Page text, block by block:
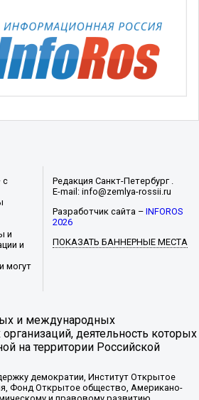
с
и
и
могут
Редакция Санкт-Петербург .
E-mail: info@zemlya-rossii.ru
Разработчик сайта –INFOROS
2026
ПОКАЗАТЬ БАННЕРНЫЕ МЕСТА
и международных
деятельность которых
на территории Российской
демократии, Институт Открытое
Фонд Открытое общество, Американо-